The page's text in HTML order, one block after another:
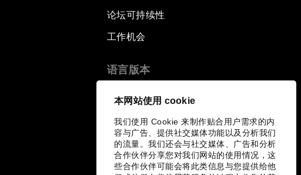
本网站使用 cookie
我们使用 Cookie 来制作贴合用户需求的内
容与广告、提供社交媒体功能以及分析我们
的流量。我们还会与社交媒体、广告和分析
合作伙伴分享您对我们网站的使用情况，这
些合作伙伴可能会将此类信息与您提供给他
论坛可持续性
工作机会
语言版本